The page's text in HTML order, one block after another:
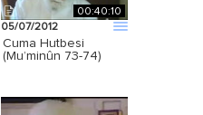
00:40:10
05/07/2012
Cuma Hutbesi
(Mu’minûn 73-74)